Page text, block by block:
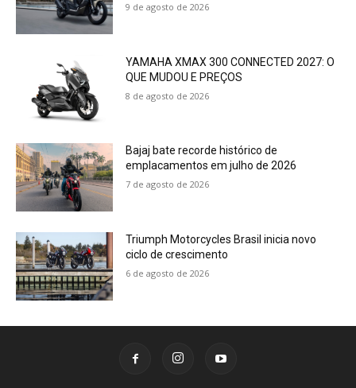
9 de agosto de 2026
YAMAHA XMAX 300 CONNECTED 2027: O
QUE MUDOU E PREÇOS
8 de agosto de 2026
Bajaj bate recorde histórico de
emplacamentos em julho de 2026
7 de agosto de 2026
Triumph Motorcycles Brasil inicia novo
ciclo de crescimento
6 de agosto de 2026